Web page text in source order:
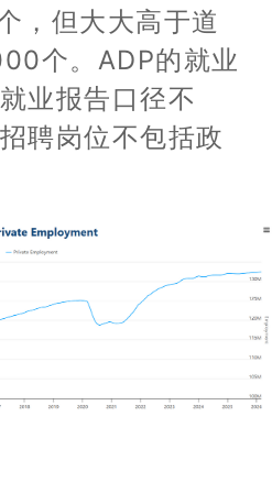
，但大大高于道
个。ADP的就业
业报告口径不
聘岗位不包括政